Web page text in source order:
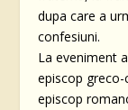
dupa care a
confesiuni.
La eveniment
episcop greco-
episcop